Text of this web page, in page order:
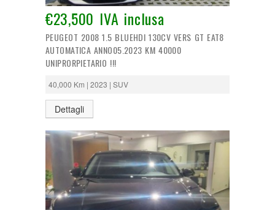
€23,500 IVA inclusa
PEUGEOT 2008 1.5 BLUEHDI 130CV VERS GT EAT8
AUTOMATICA ANNO05.2023 KM 40000
UNIPRORPIETARIO !!!
40,000 Km | 2023 | SUV
Dettagli